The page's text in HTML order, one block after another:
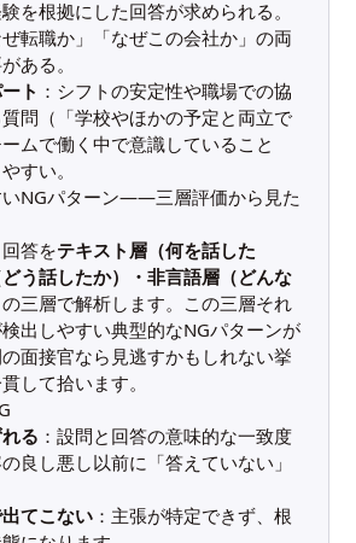
を根拠にした回答が求められる。
転職か」「なぜこの会社か」の両
ある。
ト ：シフトの安定性や職場での協
問（「学校やほかの予定と両立で
ムで働く中で意識していること
すい。
NGパターン――三層評価から見た
答をテキスト層（何を話した
う話したか）・非言語層（どんな
の三層で解析します。この三層それ
出しやすい典型的なNGパターンが
面接官なら見逃すかもしれない挙
して拾います。
る ：設問と回答の意味的な一致度
良し悪し以前に「答えていない」
てこない：主張が特定できず、根